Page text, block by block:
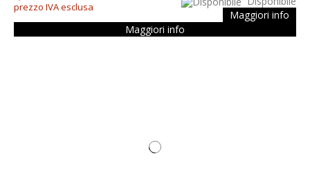
prezzo IVA esclusa
Maggiori info
Maggiori info